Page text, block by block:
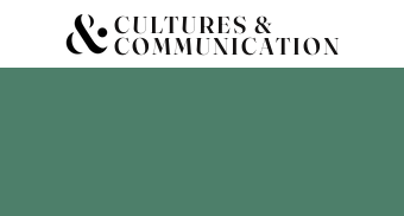
CULTURES &
COMMUNICATION